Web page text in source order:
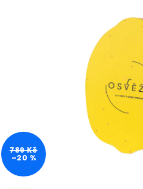
789 Kč
–20 %